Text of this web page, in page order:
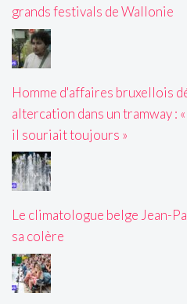
grands festivals de Wallonie
Homme d'affaires bruxellois
altercation dans un tramway :
il souriait toujours »
Le climatologue belge Jean-
sa colère